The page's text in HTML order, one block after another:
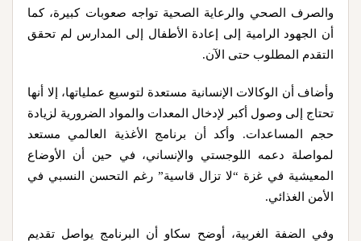
والصرف الصحي والرعاية الصحية تواجه صعوبات كبيرة، كما
أن الجهود الرامية إلى إعادة الأطفال إلى المدارس لم تحقق
التقدم المطلوب حتى الآن.
وأضاف أن الوكالات الإنسانية مستعدة لتوسيع عملياتها، إلا أنها
تحتاج إلى وصول أكبر لإدخال المعدات والمواد الضرورية لزيادة
حجم المساعدات. وأكد أن برنامج الأغذية العالمي مستعد
لمواصلة دعمه اللوجستي والإنساني، في حين أن الأوضاع
المعيشية في غزة “لا تزال قاسية” رغم التحسن النسبي في
الأمن الغذائي.
وفي الضفة الغربية، أوضح سكاو أن البرنامج يواصل تقديم